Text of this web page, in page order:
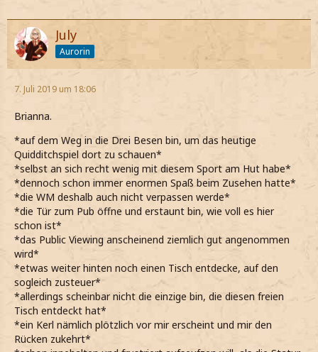
July
Aurorin
7. Juli 2019 um 18:06
Brianna.
*auf dem Weg in die Drei Besen bin, um das heutige
Quidditchspiel dort zu schauen*
*selbst an sich recht wenig mit diesem Sport am Hut habe*
*dennoch schon immer enormen Spaß beim Zusehen hatte*
*die WM deshalb auch nicht verpassen werde*
*die Tür zum Pub öffne und erstaunt bin, wie voll es hier
schon ist*
*das Public Viewing anscheinend ziemlich gut angenommen
wird*
*etwas weiter hinten noch einen Tisch entdecke, auf den
sogleich zusteuer*
*allerdings scheinbar nicht die einzige bin, die diesen freien
Tisch entdeckt hat*
*ein Kerl nämlich plötzlich vor mir erscheint und mir den
Rücken zukehrt*